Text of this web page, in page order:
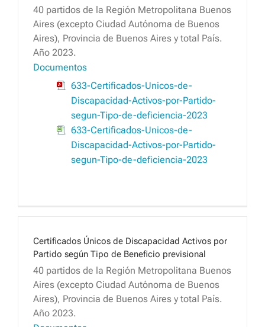
40 partidos de la Región Metropolitana Buenos
Aires (excepto Ciudad Autónoma de Buenos
Aires), Provincia de Buenos Aires y total País.
Año 2023.
Documentos
633-Certificados-Unicos-de-
Discapacidad-Activos-por-Partido-
segun-Tipo-de-deficiencia-2023
633-Certificados-Unicos-de-
Discapacidad-Activos-por-Partido-
segun-Tipo-de-deficiencia-2023
Certificados Únicos de Discapacidad Activos por
Partido según Tipo de Beneficio previsional
40 partidos de la Región Metropolitana Buenos
Aires (excepto Ciudad Autónoma de Buenos
Aires), Provincia de Buenos Aires y total País.
Año 2023.